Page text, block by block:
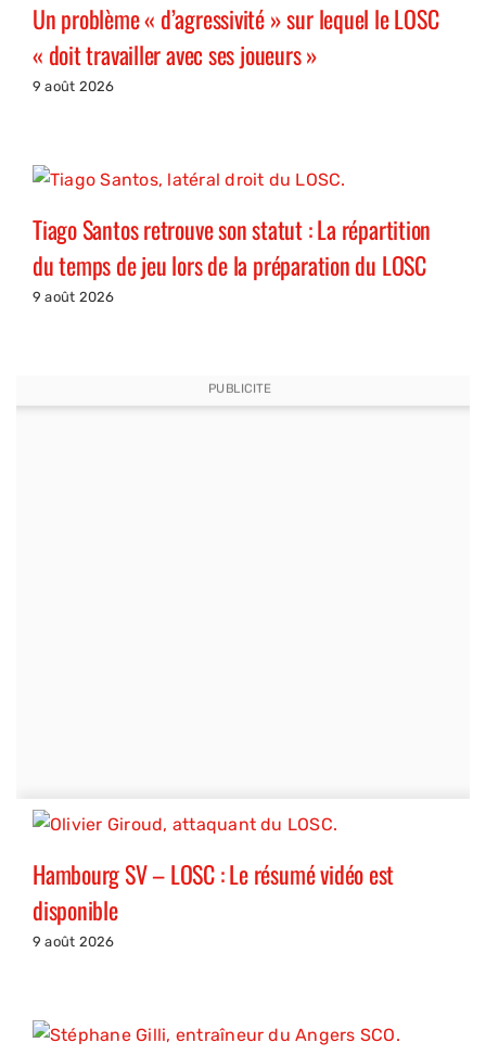
Un problème « d’agressivité » sur lequel le LOSC
« doit travailler avec ses joueurs »
9 août 2026
Tiago Santos retrouve son statut : La répartition
du temps de jeu lors de la préparation du LOSC
9 août 2026
PUBLICITE
Hambourg SV – LOSC : Le résumé vidéo est
disponible
9 août 2026